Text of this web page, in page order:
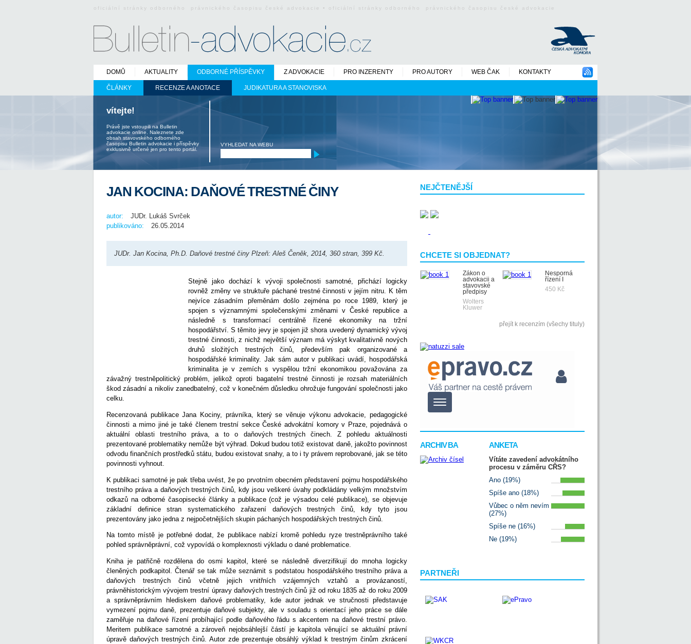
oficiální stránky odborného právnického časopisu české advokacie • oficiální stránky odborného právnického časopisu české advokacie
DOMŮ AKTUALITY ODBORNÉ PŘÍSPĚVKY
ČLÁNKY RECENZE A ANOTACE JUDIKATURA A STANOVISKA
Z ADVOKACIE PRO INZERENTY PRO AUTORY WEB ČAK KONTAKTY
vítejte!
Právě jste vstoupili na Bulletin
advokacie online. Naleznete zde
obsah stavovského odborného
časopisu Bulletin advokacie i příspěvky
exklusivně určené jen pro tento portál.
VYHLEDAT NA WEBU
NEJČTENĚJŠÍ
CHCETE SI OBJEDNAT?
Zákon o
advokacii a
stavovské
předpisy
Wolters
Kluwer
Nesporná
řízení I
450 Kč
přejít k recenzím (všechy tituly)
ARCHIV BA ANKETA
Vítáte zavedení advokátního
procesu v záměru CŘS?
Ano (19%)
Spíše ano (18%)
Vůbec o něm nevím
(27%)
Spíše ne (16%)
Ne (19%)
PARTNEŘI
JAN KOCINA: DAŇOVÉ TRESTNÉ ČINY
autor:
JUDr. Lukáš Svrček
publikováno:
26.05.2014
JUDr. Jan Kocina, Ph.D. Daňové trestné činy Plzeň: Aleš Čeněk, 2014, 360 stran, 399 Kč.
Stejně jako dochází k vývoji společnosti samotné, přichází logicky
rovněž změny ve struktuře páchané trestné činnosti v jejím nitru. K těm
nejvíce zásadním přeměnám došlo zejména po roce 1989, který je
spojen s významnými společenskými změnami v České republice a
následně s transformací centrálně řízené ekonomiky na tržní
hospodářství. S těmito jevy je spojen již shora uvedený dynamický vývoj
trestné činnosti, z nichž největší význam má výskyt kvalitativně nových
druhů složitých trestných činů, především pak organizované a
hospodářské kriminality. Jak sám autor v publikaci uvádí, hospodářská
kriminalita je v zemích s vyspělou tržní ekonomikou považována za
závažný trestněpolitický problém, jelikož oproti bagatelní trestné činnosti je rozsah materiálních
škod zásadní a nikoliv zanedbatelný, což v konečném důsledku ohrožuje fungování společnosti jako
celku.
Recenzovaná publikace Jana Kociny, právníka, který se věnuje výkonu advokacie, pedagogické
činnosti a mimo jiné je také členem trestní sekce České advokátní komory v Praze, pojednává o
aktuální oblasti trestního práva, a to o daňových trestných činech. Z pohledu aktuálnosti
prezentované problematiky nemůže být výhrad. Dokud budou totiž existovat daně, jakožto povinnost
odvodu finančních prostředků státu, budou existovat snahy, a to i ty právem reprobované, jak se této
povinnosti vyhnout.
K publikaci samotné je pak třeba uvést, že po prvotním obecném představení pojmu hospodářského
trestního práva a daňových trestných činů, kdy jsou veškeré úvahy podkládány velkým množstvím
odkazů na odborné časopisecké články a publikace (což je výsadou celé publikace), se objevuje
základní definice stran systematického zařazení daňových trestných činů, kdy tyto jsou
prezentovány jako jedna z nejpočetnějších skupin páchaných hospodářských trestných činů.
Na tomto místě je potřebné dodat, že publikace nabízí kromě pohledu ryze trestněprávního také
pohled správněprávní, což vypovídá o komplexnosti výkladu o dané problematice.
Kniha je patřičně rozdělena do osmi kapitol, které se následně diverzifikují do mnoha logicky
členěných podkapitol. Čtenář se tak může seznámit s podstatou hospodářského trestního práva a
daňových trestných činů včetně jejich vnitřních vzájemných vztahů a provázaností,
právněhistorickým vývojem trestní úpravy daňových trestných činů již od roku 1835 až do roku 2009
a správněprávním hlediskem daňové problematiky, kde autor jednak ve stručnosti představuje
vymezení pojmu daně, prezentuje daňové subjekty, ale v souladu s orientací jeho práce se dále
zaměřuje na daňové řízení probíhající podle daňového řádu s akcentem na daňové trestní právo.
Meritem publikace samotné a zároveň nejobsáhlejší částí je kapitola věnující se aktuální právní
úpravě daňových trestných činů. Autor zde prezentuje obsáhlý výklad k trestným činům zkrácení